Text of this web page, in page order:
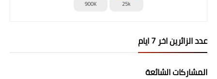
25k
900K
عدد الزائرين اخر 7 ايام
المشاركات الشائعة